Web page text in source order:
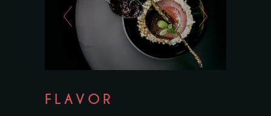
FLAVOR